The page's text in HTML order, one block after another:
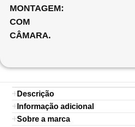
MONTAGEM:
COM
CÂMARA.
Descrição
Informação adicional
Sobre a marca